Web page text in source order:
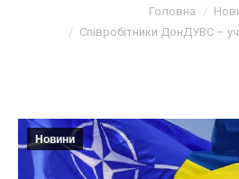
Головна
Співробітники ДонДУВС –
Новини